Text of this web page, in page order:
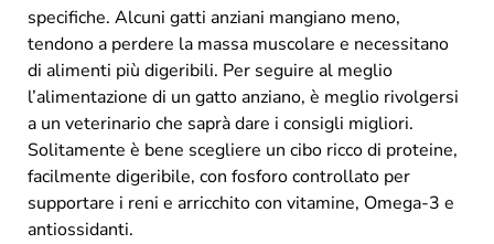
specifiche. Alcuni gatti anziani mangiano meno,
tendono a perdere la massa muscolare e necessitano
di alimenti più digeribili. Per seguire al meglio
l’alimentazione di un gatto anziano, è meglio rivolgersi
a un veterinario che saprà dare i consigli migliori.
Solitamente è bene scegliere un cibo ricco di proteine,
facilmente digeribile, con fosforo controllato per
supportare i reni e arricchito con vitamine, Omega-3 e
antiossidanti.